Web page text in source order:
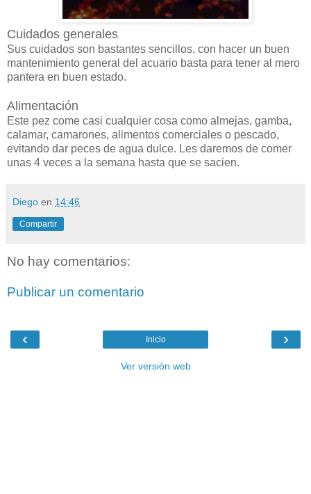
Cuidados generales
Sus cuidados son bastantes sencillos, con hacer un buen
mantenimiento general del acuario basta para tener al mero
pantera en buen estado.
Alimentación
Este pez come casi cualquier cosa como almejas, gamba,
calamar, camarones, alimentos comerciales o pescado,
evitando dar peces de agua dulce. Les daremos de comer
unas 4 veces a la semana hasta que se sacien.
Diego en 14:46
Compartir
No hay comentarios:
Publicar un comentario
‹ ›
Inicio
Ver versión web